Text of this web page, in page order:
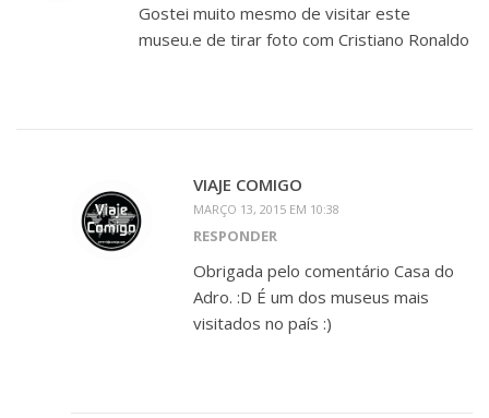
Gostei muito mesmo de visitar este
museu.e de tirar foto com Cristiano Ronaldo
VIAJE COMIGO
MARÇO 13, 2015 EM 10:38
RESPONDER
Obrigada pelo comentário Casa do
Adro. :D É um dos museus mais
visitados no país :)